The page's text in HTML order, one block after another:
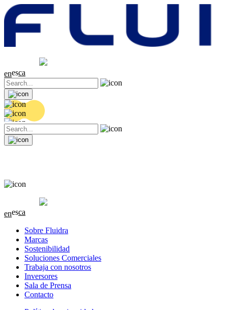
0.04 (+0.2%)
enesca
0.04 (+0.2%)
enesca
Sobre Fluidra
Marcas
Sostenibilidad
Soluciones Comerciales
Trabaja con nosotros
Inversores
Sala de Prensa
Contacto